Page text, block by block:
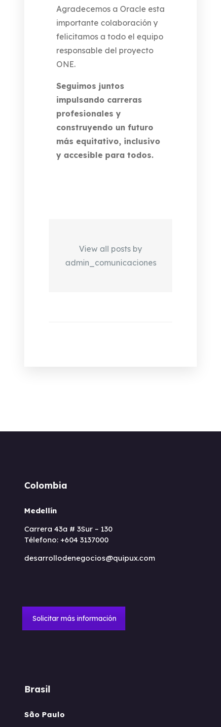
Agradecemos a Oracle esta
importante colaboración y
felicitamos a todo el equipo
responsable del proyecto
ONE.
Seguimos juntos
impulsando carreras
profesionales y
construyendo un futuro
más equitativo, inclusivo
y accesible para todos.
View all posts by
admin_comunicaciones
Colombia
Medellín
Carrera 43a # 3Sur – 130
Télefono: +604 3137000
desarrollodenegocios@quipux.com
Solicitar más información
Brasil
São Paulo